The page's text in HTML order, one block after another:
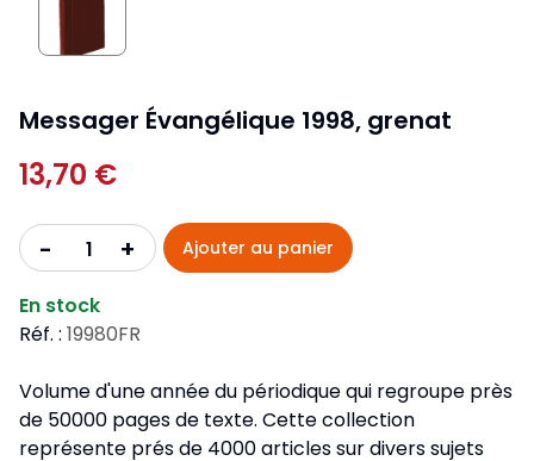
Messager Évangélique 1998, grenat
13,70 €
- + Ajouter au panier
En stock
Réf. : 19980FR
Volume d'une année du périodique qui regroupe près
de 50000 pages de texte. Cette collection
représente prés de 4000 articles sur divers sujets